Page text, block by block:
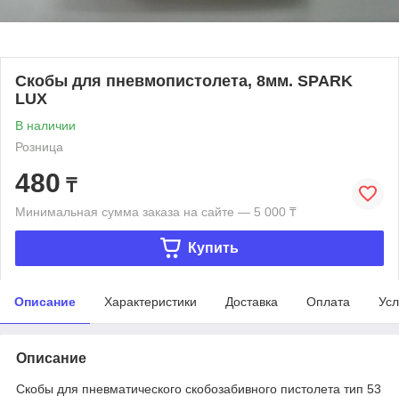
Скобы для пневмопистолета, 8мм. SPARK
LUX
В наличии
Розница
480 ₸
Минимальная сумма заказа на сайте — 5 000 ₸
Купить
Описание Характеристики Доставка Оплата
Описание
Скобы для пневматического скобозабивного пистолета тип 53